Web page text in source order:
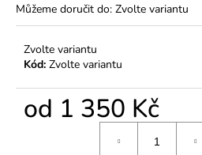
Můžeme doručit do: Zvolte variantu
Zvolte variantu
Kód: Zvolte variantu
od 1 350 Kč